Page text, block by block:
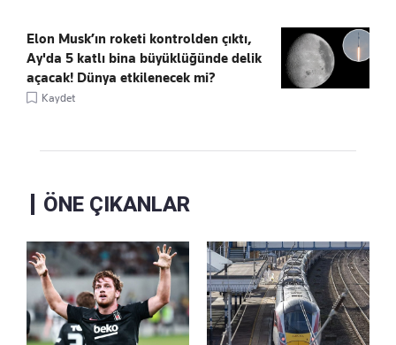
Elon Musk’ın roketi kontrolden çıktı,
Ay'da 5 katlı bina büyüklüğünde delik
açacak! Dünya etkilenecek mi?
Kaydet
ÖNE ÇIKANLAR